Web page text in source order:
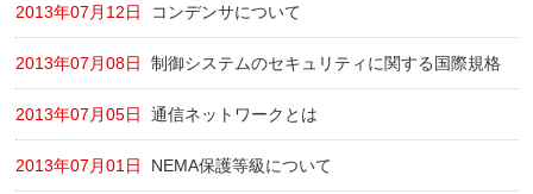
2013年07月12日 コンデンサについて
2013年07月08日 制御システムのセキュリティに関する国際規格
2013年07月05日 通信ネットワークとは
2013年07月01日 NEMA保護等級について